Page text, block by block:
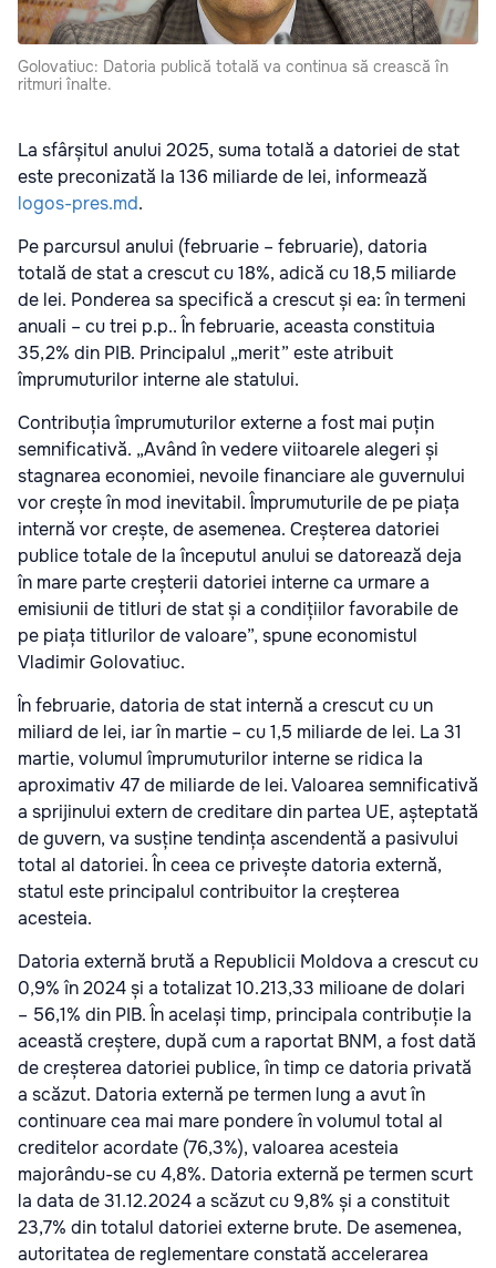
Golovatiuc: Datoria publică totală va continua să crească în
ritmuri înalte.
La sfârșitul anului 2025, suma totală a datoriei de stat
este preconizată la 136 miliarde de lei, informează
logos-pres.md.
Pe parcursul anului (februarie – februarie), datoria
totală de stat a crescut cu 18%, adică cu 18,5 miliarde
de lei. Ponderea sa specifică a crescut și ea: în termeni
anuali – cu trei p.p.. În februarie, aceasta constituia
35,2% din PIB. Principalul „merit” este atribuit
împrumuturilor interne ale statului.
Contribuția împrumuturilor externe a fost mai puțin
semnificativă. „Având în vedere viitoarele alegeri și
stagnarea economiei, nevoile financiare ale guvernului
vor crește în mod inevitabil. Împrumuturile de pe piața
internă vor crește, de asemenea. Creșterea datoriei
publice totale de la începutul anului se datorează deja
în mare parte creșterii datoriei interne ca urmare a
emisiunii de titluri de stat și a condițiilor favorabile de
pe piața titlurilor de valoare”, spune economistul
Vladimir Golovatiuc.
În februarie, datoria de stat internă a crescut cu un
miliard de lei, iar în martie – cu 1,5 miliarde de lei. La 31
martie, volumul împrumuturilor interne se ridica la
aproximativ 47 de miliarde de lei. Valoarea semnificativă
a sprijinului extern de creditare din partea UE, așteptată
de guvern, va susține tendința ascendentă a pasivului
total al datoriei. În ceea ce privește datoria externă,
statul este principalul contribuitor la creșterea
acesteia.
Datoria externă brută a Republicii Moldova a crescut cu
0,9% în 2024 și a totalizat 10.213,33 milioane de dolari
– 56,1% din PIB. În același timp, principala contribuție la
această creștere, după cum a raportat BNM, a fost dată
de creșterea datoriei publice, în timp ce datoria privată
a scăzut. Datoria externă pe termen lung a avut în
continuare cea mai mare pondere în volumul total al
creditelor acordate (76,3%), valoarea acesteia
majorându-se cu 4,8%. Datoria externă pe termen scurt
la data de 31.12.2024 a scăzut cu 9,8% și a constituit
23,7% din totalul datoriei externe brute. De asemenea,
autoritatea de reglementare constată accelerarea